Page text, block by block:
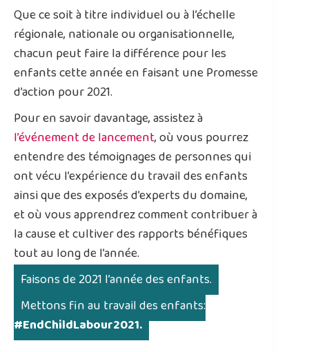
Que ce soit à titre individuel ou à l’échelle
régionale, nationale ou organisationnelle,
chacun peut faire la différence pour les
enfants cette année en faisant une Promesse
d’action pour 2021.
Pour en savoir davantage, assistez à
l’événement de lancement, où vous pourrez
entendre des témoignages de personnes qui
ont vécu l’expérience du travail des enfants
ainsi que des exposés d’experts du domaine,
et où vous apprendrez comment contribuer à
la cause et cultiver des rapports bénéfiques
tout au long de l’année.
Faisons de 2021 l’année des enfants.
Mettons fin au travail des enfants:
#EndChildLabour2021.